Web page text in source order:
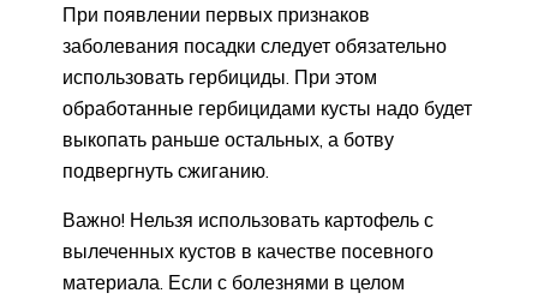
При появлении первых признаков
заболевания посадки следует обязательно
использовать гербициды. При этом
обработанные гербицидами кусты надо будет
выкопать раньше остальных, а ботву
подвергнуть сжиганию.
Важно! Нельзя использовать картофель с
вылеченных кустов в качестве посевного
материала. Если с болезнями в целом